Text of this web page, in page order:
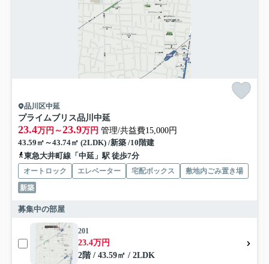
品川区中延
プライムブリス品川中延
23.4万円～23.9万円 管理/共益費15,000円
43.59㎡～43.74㎡ (2LDK) /新築 /10階建
東急大井町線「中延」駅 徒歩7分
オートロック エレベーター 宅配ボックス
敷地内ごみ置き場
新築
募集中の部屋
201
23.4万円
2階 / 43.59㎡ / 2LDK